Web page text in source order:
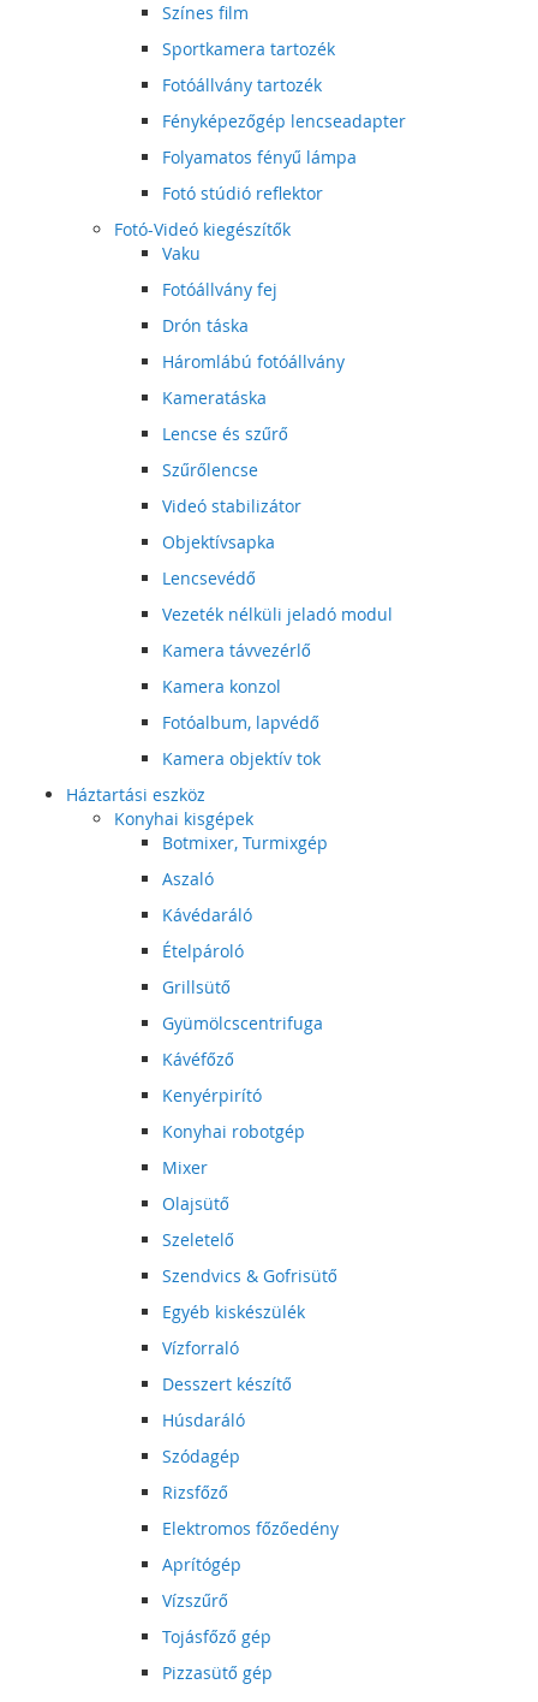
Színes film
Sportkamera tartozék
Fotóállvány tartozék
Fényképezőgép lencseadapter
Folyamatos fényű lámpa
Fotó stúdió reflektor
Fotó-Videó kiegészítők
Vaku
Fotóállvány fej
Drón táska
Háromlábú fotóállvány
Kameratáska
Lencse és szűrő
Szűrőlencse
Videó stabilizátor
Objektívsapka
Lencsevédő
Vezeték nélküli jeladó modul
Kamera távvezérlő
Kamera konzol
Fotóalbum, lapvédő
Kamera objektív tok
Háztartási eszköz
Konyhai kisgépek
Botmixer, Turmixgép
Aszaló
Kávédaráló
Ételpároló
Grillsütő
Gyümölcscentrifuga
Kávéfőző
Kenyérpirító
Konyhai robotgép
Mixer
Olajsütő
Szeletelő
Szendvics & Gofrisütő
Egyéb kiskészülék
Vízforraló
Desszert készítő
Húsdaráló
Szódagép
Rizsfőző
Elektromos főzőedény
Aprítógép
Vízszűrő
Tojásfőző gép
Pizzasütő gép